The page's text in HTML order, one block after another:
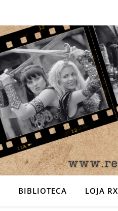
BIBLIOTECA LOJA RX